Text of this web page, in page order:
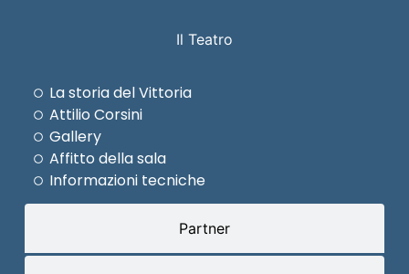
Il Teatro
Partner
La storia del Vittoria
Attilio Corsini
Gallery
Affitto della sala
Informazioni tecniche